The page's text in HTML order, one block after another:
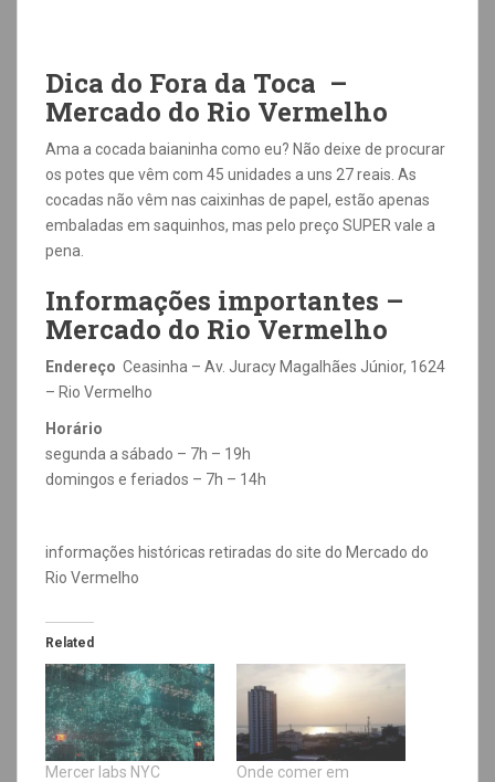
Dica do Fora da Toca –
Mercado do Rio Vermelho
Ama a cocada baianinha como eu? Não deixe de procurar
os potes que vêm com 45 unidades a uns 27 reais. As
cocadas não vêm nas caixinhas de papel, estão apenas
embaladas em saquinhos, mas pelo preço SUPER vale a
pena.
Informações importantes –
Mercado do Rio Vermelho
Endereço Ceasinha – Av. Juracy Magalhães Júnior, 1624
– Rio Vermelho
Horário
segunda a sábado – 7h – 19h
domingos e feriados – 7h – 14h
informações históricas retiradas do site do Mercado do
Rio Vermelho
Related
Mercer labs NYC
Onde comer em